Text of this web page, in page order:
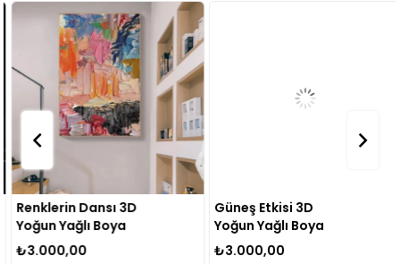
Renklerin Dansı 3D
Yoğun Yağlı Boya
Dokulu Tablo
₺3.000,00
Güneş Etkisi 3D
Yoğun Yağlı Boya
Dokulu Tablo
₺3.000,00